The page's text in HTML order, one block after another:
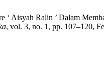
‘ Aisyah Ralin ’ Dalam
, vol. 3, no. 1, pp. 107–120,